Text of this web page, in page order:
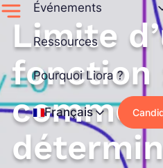
Événements
Ressources
Pourquoi Liora ?
Français
Limite
fonction